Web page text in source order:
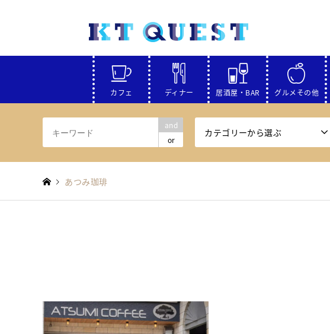
カフェ ディナー 居酒屋・BAR グルメその他
and
or
カテゴリーから選ぶ
あつみ珈琲